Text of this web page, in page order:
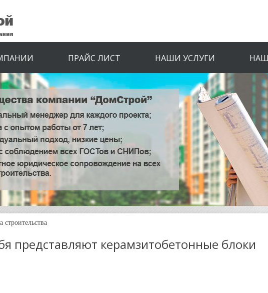
ПРАЙС ЛИСТ НАШИ УСЛУГИ
строительства
представляют керамзитобетонные блоки